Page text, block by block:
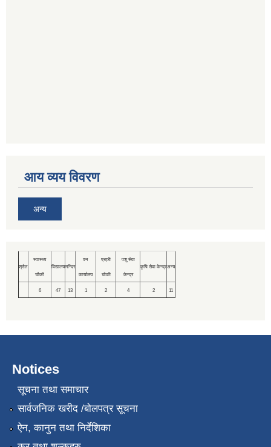
आय व्यय विवरण
अन्य
श्रोत
स्वास्थ्य
चौकी
विद्यालयमन्दिर
वन
कार्यालय
प्रहरी
चौकी
पशु सेवा
केन्द्र
कृषि सेवा केन्द्रअन्य
6 47 13 1 2 4 2 11
Notices
सूचना तथा समाचार
सार्वजनिक खरीद /बोलपत्र सूचना
ऐन, कानुन तथा निर्देशिका